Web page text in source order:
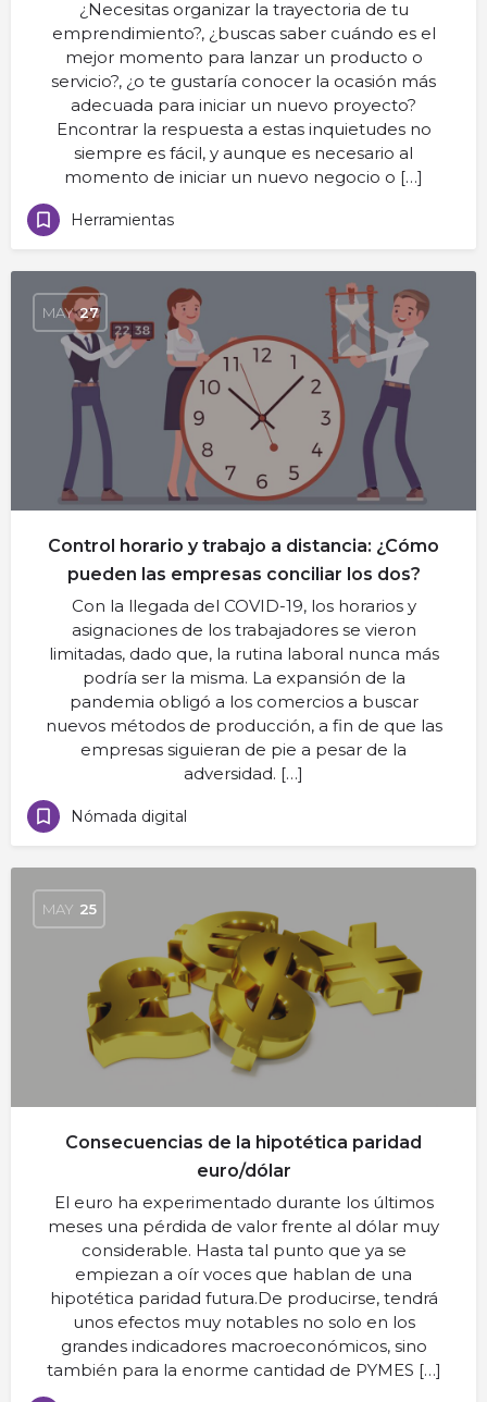
¿Necesitas organizar la trayectoria de tu
emprendimiento?, ¿buscas saber cuándo es el
mejor momento para lanzar un producto o
servicio?, ¿o te gustaría conocer la ocasión más
adecuada para iniciar un nuevo proyecto?
Encontrar la respuesta a estas inquietudes no
siempre es fácil, y aunque es necesario al
momento de iniciar un nuevo negocio o […]
Herramientas
MAY 27
Control horario y trabajo a distancia: ¿Cómo
pueden las empresas conciliar los dos?
Con la llegada del COVID-19, los horarios y
asignaciones de los trabajadores se vieron
limitadas, dado que, la rutina laboral nunca más
podría ser la misma. La expansión de la
pandemia obligó a los comercios a buscar
nuevos métodos de producción, a fin de que las
empresas siguieran de pie a pesar de la
adversidad. […]
Nómada digital
MAY 25
Consecuencias de la hipotética paridad
euro/dólar
El euro ha experimentado durante los últimos
meses una pérdida de valor frente al dólar muy
considerable. Hasta tal punto que ya se
empiezan a oír voces que hablan de una
hipotética paridad futura.De producirse, tendrá
unos efectos muy notables no solo en los
grandes indicadores macroeconómicos, sino
también para la enorme cantidad de PYMES […]